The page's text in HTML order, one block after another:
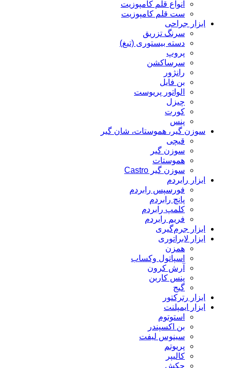
انواع قلم کامپوزیت
ست قلم کامپوزیت
ابزار جراحی
سرنگ تزریق
دسته بیستوری (تیغ)
پروپ
سرساکشن
رانژور
بن فایل
الواتور پریوست
چیزل
کورت
پنس
سوزن گیر، هموستات، شان گیر
قیچی
سوزن گیر
هموستات
سوزن گیر Castro
ابزار رابردم
فورسپس رابردم
پانچ رابردم
کلمپ رابردم
فریم رابردم
ابزار جرم‌گیری
ابزار لابراتوری
همزن
اسپاتول وکساب
آرش کرون
پنس کاربن
گیج
ابزار رترکتور
ابزار ایمپلنت
استوتوم
بن اکسپندر
سینوس لیفت
پریوتم
کالیپر
چکش